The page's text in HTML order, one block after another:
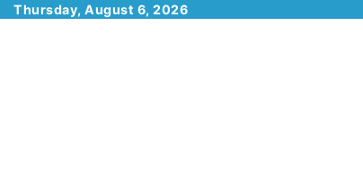
SkipThursday, August 6, 2026